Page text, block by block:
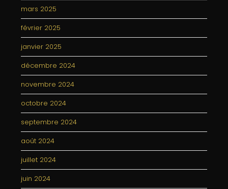
mars 2025
février 2025
janvier 2025
décembre 2024
novembre 2024
octobre 2024
septembre 2024
août 2024
juillet 2024
juin 2024